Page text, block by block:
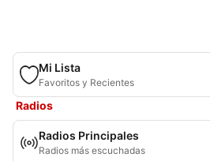
Mi Lista
Favoritos y Recientes
Radios
Radios Principales
Radios más escuchadas